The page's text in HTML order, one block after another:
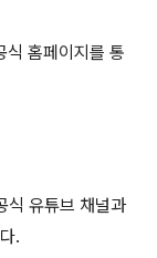
식 홈페이지를 통
식 유튜브 채널과
.